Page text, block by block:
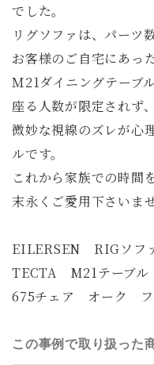
でした。
リグソファは、パーツ
お客様のご自宅にあっ
Ｍ21ダイニングテーブ
座る人数が限定されず、
微妙な視線のズレが心
ルです。
これから家族での時間
末永くご愛用下さいませ
EILERSEN RIGソフ
TECTA M21テーブ
675チェア オーク フ
この事例で取り扱った